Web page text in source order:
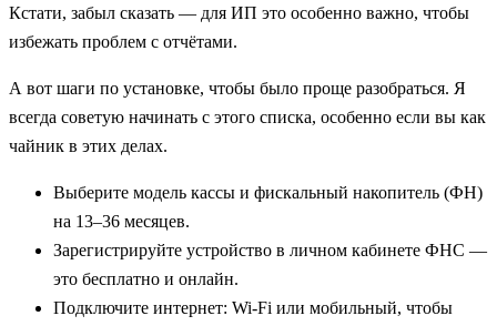
Кстати, забыл сказать — для ИП это особенно важно, чтобы
избежать проблем с отчётами.
А вот шаги по установке, чтобы было проще разобраться. Я
всегда советую начинать с этого списка, особенно если вы как
чайник в этих делах.
Выберите модель кассы и фискальный накопитель (ФН)
на 13–36 месяцев.
Зарегистрируйте устройство в личном кабинете ФНС —
это бесплатно и онлайн.
Подключите интернет: Wi-Fi или мобильный, чтобы